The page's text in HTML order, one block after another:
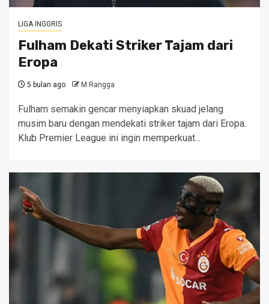
LIGA INGGRIS
Fulham Dekati Striker Tajam dari
Eropa
5 bulan ago M.Rangga
Fulham semakin gencar menyiapkan skuad jelang
musim baru dengan mendekati striker tajam dari Eropa.
Klub Premier League ini ingin memperkuat...